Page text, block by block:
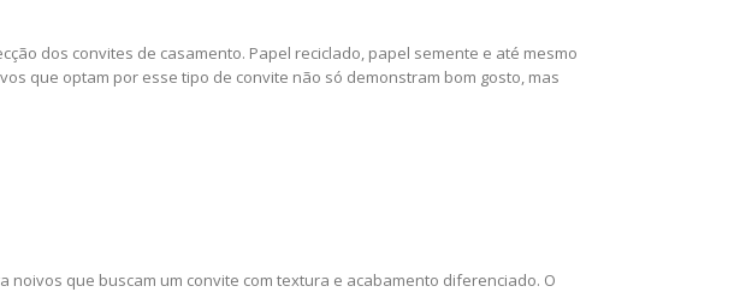
dos convites de casamento. Papel reciclado, papel semente e até mesmo
que optam por esse tipo de convite não só demonstram bom gosto, mas
que buscam um convite com textura e acabamento diferenciado. O